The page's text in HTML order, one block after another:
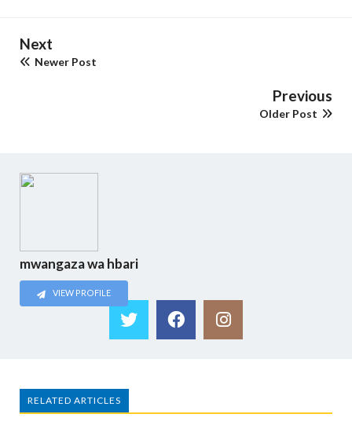
Next
Newer Post
Previous
Older Post
mwangaza wa hbari
VIEW PROFILE
RELATED ARTICLES